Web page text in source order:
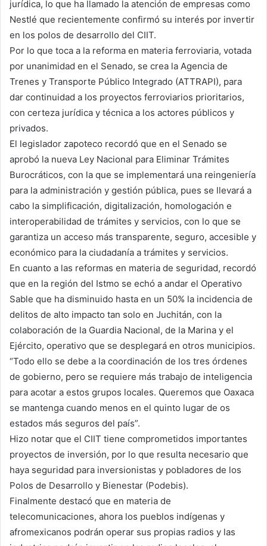
jurídica, lo que ha llamado la atención de empresas como
Nestlé que recientemente confirmó su interés por invertir
en los polos de desarrollo del CIIT.
Por lo que toca a la reforma en materia ferroviaria, votada
por unanimidad en el Senado, se crea la Agencia de
Trenes y Transporte Público Integrado (ATTRAPI), para
dar continuidad a los proyectos ferroviarios prioritarios,
con certeza jurídica y técnica a los actores públicos y
privados.
El legislador zapoteco recordó que en el Senado se
aprobó la nueva Ley Nacional para Eliminar Trámites
Burocráticos, con la que se implementará una reingeniería
para la administración y gestión pública, pues se llevará a
cabo la simplificación, digitalización, homologación e
interoperabilidad de trámites y servicios, con lo que se
garantiza un acceso más transparente, seguro, accesible y
económico para la ciudadanía a trámites y servicios.
En cuanto a las reformas en materia de seguridad, recordó
que en la región del Istmo se echó a andar el Operativo
Sable que ha disminuido hasta en un 50% la incidencia de
delitos de alto impacto tan solo en Juchitán, con la
colaboración de la Guardia Nacional, de la Marina y el
Ejército, operativo que se desplegará en otros municipios.
“Todo ello se debe a la coordinación de los tres órdenes
de gobierno, pero se requiere más trabajo de inteligencia
para acotar a estos grupos locales. Queremos que Oaxaca
se mantenga cuando menos en el quinto lugar de os
estados más seguros del país”.
Hizo notar que el CIIT tiene comprometidos importantes
proyectos de inversión, por lo que resulta necesario que
haya seguridad para inversionistas y pobladores de los
Polos de Desarrollo y Bienestar (Podebis).
Finalmente destacó que en materia de
telecomunicaciones, ahora los pueblos indígenas y
afromexicanos podrán operar sus propias radios y las